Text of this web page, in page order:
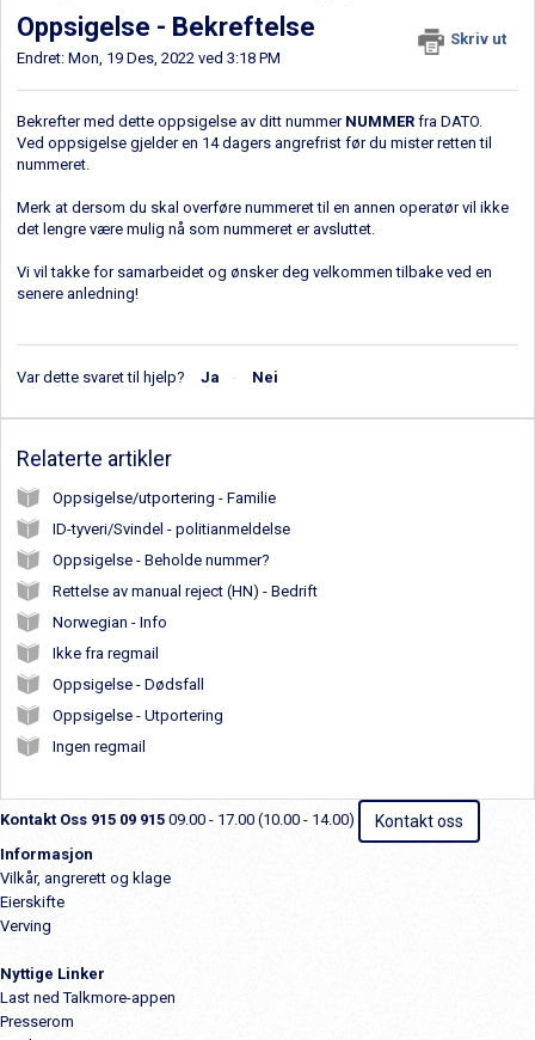
Oppsigelse - Bekreftelse
Skriv ut
Endret: Mon, 19 Des, 2022 ved 3:18 PM
Bekrefter med dette oppsigelse av ditt nummer NUMMER fra DATO.
Ved oppsigelse gjelder en 14 dagers angrefrist før du mister retten til
nummeret.
Merk at dersom du skal overføre nummeret til en annen operatør vil ikke
det lengre være mulig nå som nummeret er avsluttet.
Vi vil takke for samarbeidet og ønsker deg velkommen tilbake ved en
senere anledning!
Var dette svaret til hjelp? Ja Nei
Relaterte artikler
Oppsigelse/utportering - Familie
ID-tyveri/Svindel - politianmeldelse
Oppsigelse - Beholde nummer?
Rettelse av manual reject (HN) - Bedrift
Norwegian - Info
Ikke fra regmail
Oppsigelse - Dødsfall
Oppsigelse - Utportering
Ingen regmail
Kontakt Oss 915 09 915 09.00 - 17.00 (10.00 - 14.00) Kontakt oss
Informasjon
Vilkår, angrerett og klage
Eierskifte
Verving
Nyttige Linker
Last ned Talkmore-appen
Presserom